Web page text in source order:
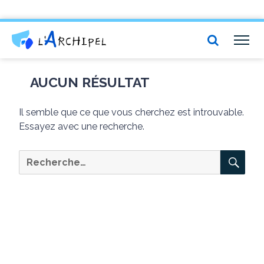
Centre social et culturel l'Archipel
AUCUN RÉSULTAT
Il semble que ce que vous cherchez est introuvable.
Essayez avec une recherche.
Recherche